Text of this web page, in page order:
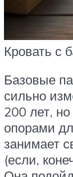
Кровать с
Базовые
сильно
200 лет,
опорами
занимает
(если,